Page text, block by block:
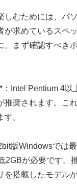
しむためには、パ
が求めているスペ
、まず確認すべき
：Intel Pentium 4以
推奨されます。こ
。
版Windowsでは
2GBが必要です。
を搭載したモデル